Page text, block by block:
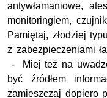
antywłamaniowe,
monitoringiem,
Pamiętaj, złodziej
z zabezpieczeniami
- Miej też na
być źródłem
zamieszczaj dopiero